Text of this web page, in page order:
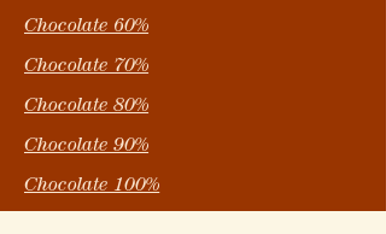
Chocolate 60%
Chocolate 70%
Chocolate 80%
Chocolate 90%
Chocolate 100%